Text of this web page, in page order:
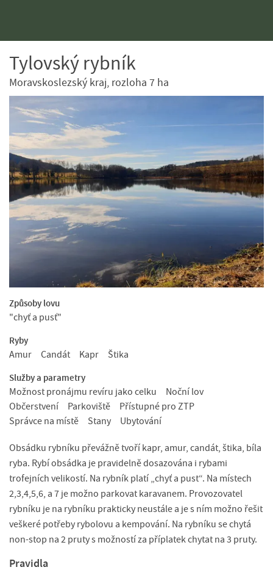
Tylovský rybník
Moravskoslezský kraj, rozloha 7 ha
Způsoby lovu
"chyť a pusť"
Ryby
Amur
Candát Kapr
Štika
Služby a parametry
Možnost pronájmu revíru jako celku
Noční lov
Občerstvení
Parkoviště
Přístupné pro ZTP
Správce na místě
Stany Ubytování
Obsádku rybníku převážně tvoří kapr, amur, candát, štika, bíla
ryba. Rybí obsádka je pravidelně dosazována i rybami
trofejních velikostí. Na rybník platí „chyť a pust“. Na místech
2,3,4,5,6, a 7 je možno parkovat karavanem. Provozovatel
rybníku je na rybníku prakticky neustále a je s ním možno řešit
veškeré potřeby rybolovu a kempování. Na rybníku se chytá
non-stop na 2 pruty s možností za příplatek chytat na 3 pruty.
Pravidla